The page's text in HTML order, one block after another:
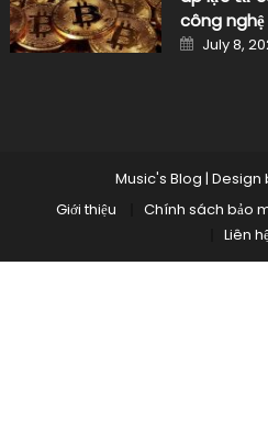
công nghệ
Posted
on
July 8,
Music's Blog | Design
Giới thiệu
Chính sách bảo
Liên